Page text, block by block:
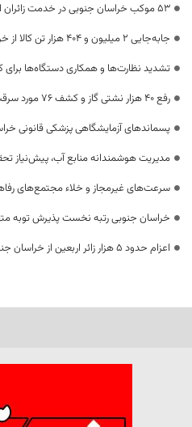
53 موکب خراسان جنوبی در خدمت زائران اربعین
جابه‌جایی 2 میلیون و 404 هزار تن کالا از خراسان جنوبی به سراسر کشور
تشدید نظارت‌ها و همکاری دستگاه‌ها
رفع 40 هزار نشتی گاز و کشف 76 مورد سرقت گاز در چهار ماهه نخست سال
پسماندهای آزمایشگاهی پزشکی قانونی
مدیریت هوشمندانه منابع آب، پیش‌نیاز
سرعت‌های غیرمجاز و خلاء مجتمع‌های
خراسان جنوبی رتبه نخست پذیرش توبه
اعزام حدود 5 هزار زائر اربعین از خراسان جنوبی؛ بازگشت‌ها آغاز شد